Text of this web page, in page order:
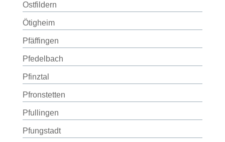
Ostfildern
Ötigheim
Pfäffingen
Pfedelbach
Pfinztal
Pfronstetten
Pfullingen
Pfungstadt